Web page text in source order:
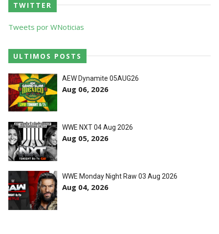
TWITTER
Tweets por WNoticias
ULTIMOS POSTS
AEW Dynamite 05AUG26
Aug 06, 2026
WWE NXT 04 Aug 2026
Aug 05, 2026
WWE Monday Night Raw 03 Aug 2026
Aug 04, 2026